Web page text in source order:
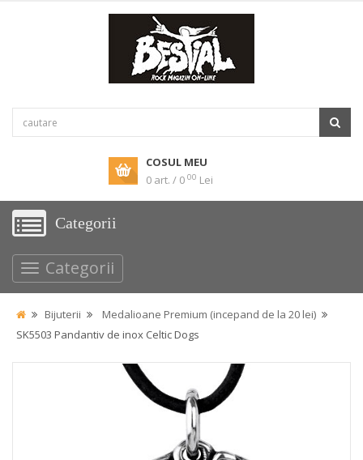
COSUL MEU
0 art. / 0 00 Lei
Categorii
Categorii
Bijuterii
Medalioane Premium (incepand de la 20 lei)
SK5503 Pandantiv de inox Celtic Dogs